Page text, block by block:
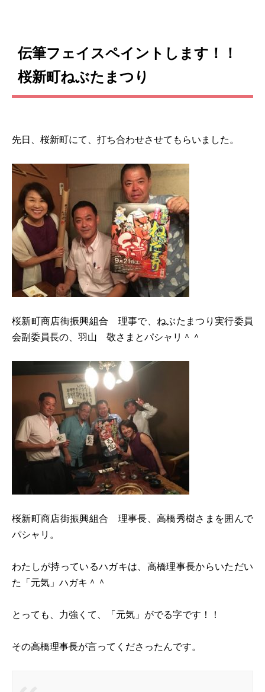
伝筆フェイスペイントします！！
桜新町ねぶたまつり
先日、桜新町にて、打ち合わせさせてもらいました。
桜新町商店街振興組合 理事で、ねぶたまつり実行委員
会副委員長の、羽山 敬さまとパシャリ＾＾
桜新町商店街振興組合 理事長、高橋秀樹さまを囲んで
パシャリ。
わたしが持っているハガキは、高橋理事長からいただい
た「元気」ハガキ＾＾
とっても、力強くて、「元気」がでる字です！！
その高橋理事長が言ってくださったんです。